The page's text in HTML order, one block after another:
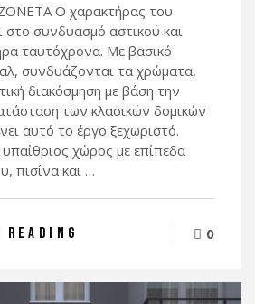
Ο χαρακτήρας του
στο συνδυασμό αστικού και
ταυτόχρονα. Με βασικό
συνδυάζονται τα χρώματα,
διακόσμηση με βάση την
των κλασικών δομικών
αυτό το έργο ξεχωριστό.
χώρος με επίπεδα
πισίνα και …
0